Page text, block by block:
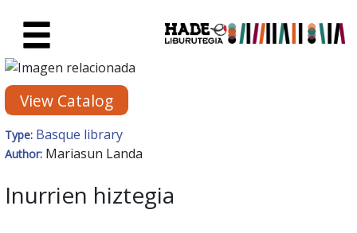
New Books Card - Liburutegia
View Catalog
Type: Basque library
Author: Mariasun Landa
Inurrien hiztegia